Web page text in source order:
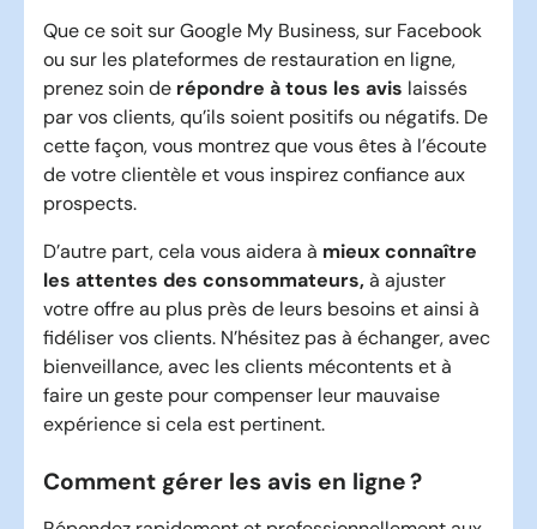
Que ce soit sur Google My Business, sur Facebook
ou sur les plateformes de restauration en ligne,
prenez soin de répondre à tous les avis laissés
par vos clients, qu’ils soient positifs ou négatifs. De
cette façon, vous montrez que vous êtes à l’écoute
de votre clientèle et vous inspirez confiance aux
prospects.
D’autre part, cela vous aidera à mieux connaître
les attentes des consommateurs,à ajuster
votre offre au plus près de leurs besoins et ainsi à
fidéliser vos clients. N’hésitez pas à échanger, avec
bienveillance, avec les clients mécontents et à
faire un geste pour compenser leur mauvaise
expérience si cela est pertinent.
Comment gérer les avis en ligne ?